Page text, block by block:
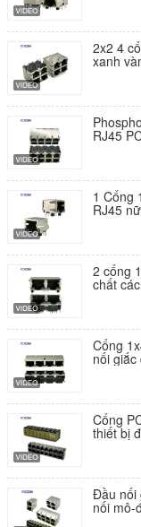
2x2 4
xanh
RJ45
1 Cổng
RJ45 nữ
2 cổng
chất
Cổng
nối giắc
Cổng
thiết bị
Đầu nối
nối mô-